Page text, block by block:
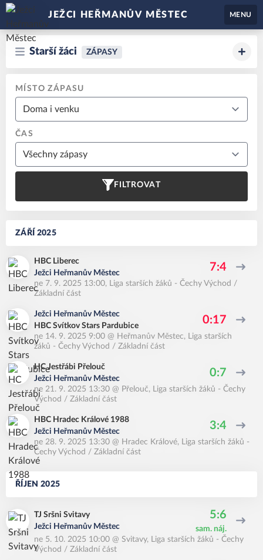
JEŽCI HEŘMANŮV MĚSTEC MENU
Starší žáci ZÁPASY
MÍSTO ZÁPASU
ČAS
FILTROVAT
ZÁŘÍ 2025
HBC Liberec
Ježci Heřmanův Městec
7:4
ne 7. 9. 2025 13:00, Liga starších žáků - Čechy Východ /
Základní část
Ježci Heřmanův Městec
HBC Svítkov Stars Pardubice
0:17
ne 14. 9. 2025 9:00 @ Heřmanův Městec, Liga starších
žáků - Čechy Východ / Základní část
HC Jestřábi Přelouč
Ježci Heřmanův Městec
0:7
ne 21. 9. 2025 13:30 @ Přelouč, Liga starších žáků - Čechy
Východ / Základní část
HBC Hradec Králové 1988
Ježci Heřmanův Městec
3:4
ne 28. 9. 2025 13:30 @ Hradec Králové, Liga starších žáků -
Čechy Východ / Základní část
ŘÍJEN 2025
TJ Sršni Svitavy
Ježci Heřmanův Městec
5:6
sam. náj.
ne 5. 10. 2025 10:00 @ Svitavy, Liga starších žáků - Čechy
Východ / Základní část